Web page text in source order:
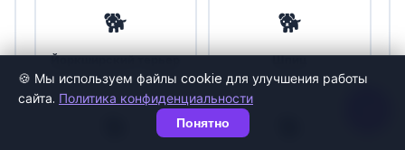
🍪 Мы используем файлы cookie для улучшения работы
сайта. Политика конфиденциальности
Понятно
🐕
Йоркширский терьер
🐕
Шпиц